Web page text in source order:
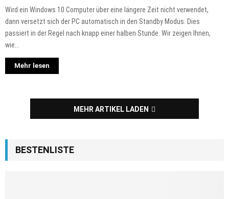
Wird ein Windows 10 Computer über eine längere Zeit nicht verwendet,
dann versetzt sich der PC automatisch in den Standby Modus. Dies
passiert in der Regel nach knapp einer halben Stunde. Wir zeigen Ihnen,
wie...
Mehr lesen
MEHR ARTIKEL LADEN
BESTENLISTE